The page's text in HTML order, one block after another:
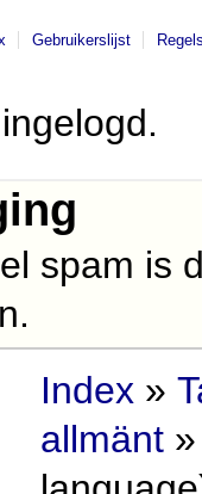
Gebruikerslijst
spam is
Index »
allmänt